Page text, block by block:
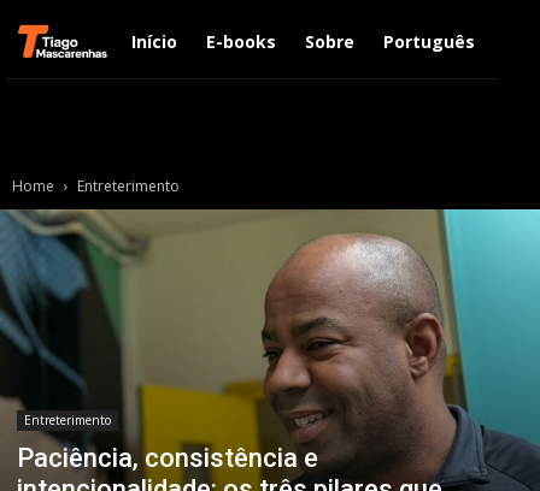
Início E-books Sobre Português
Home Entreterimento
Entreterimento
Paciência, consistência e